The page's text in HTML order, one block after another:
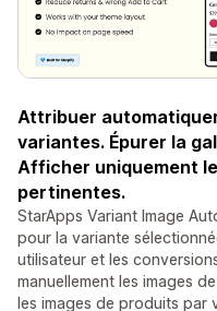
Attribuer
variantes. Épurer la
Afficher uniquement
pertinentes.
StarApps Variant Image
pour la variante
utilisateur et les
manuellement les images
les images de produits par